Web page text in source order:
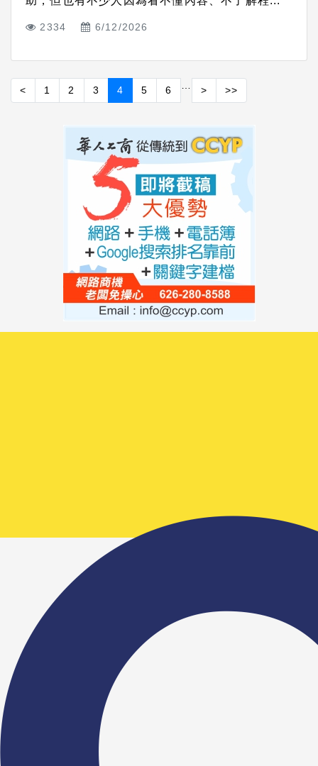
2334 6/12/2026
< 1 2 3 4 5 6 > >>